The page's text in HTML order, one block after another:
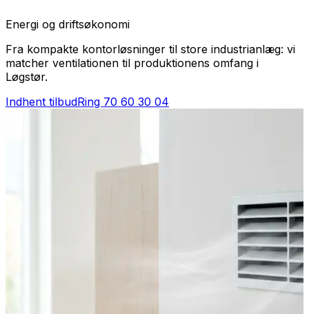
Energi og driftsøkonomi
Fra kompakte kontorløsninger til store industrianlæg: vi
matcher ventilationen til produktionens omfang i
Løgstør.
Indhent tilbudRing 70 60 30 04